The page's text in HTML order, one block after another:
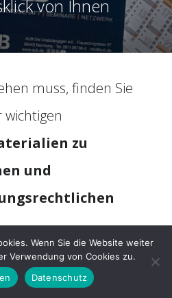
von Ihnen
muss, finden Sie
wichtigen
zu
und
Wenn Sie die Website weiter
Verwendung von Cookies zu.
Datenschutz